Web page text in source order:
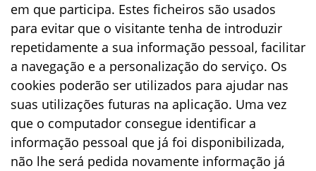
em que participa. Estes ficheiros são usados
para evitar que o visitante tenha de introduzir
repetidamente a sua informação pessoal, facilitar
a navegação e a personalização do serviço. Os
cookies poderão ser utilizados para ajudar nas
suas utilizações futuras na aplicação. Uma vez
que o computador consegue identificar a
informação pessoal que já foi disponibilizada,
não lhe será pedida novamente informação já